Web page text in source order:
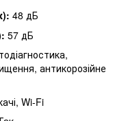
48 дБ
57 дБ
антикорозійне
Wi-Fi